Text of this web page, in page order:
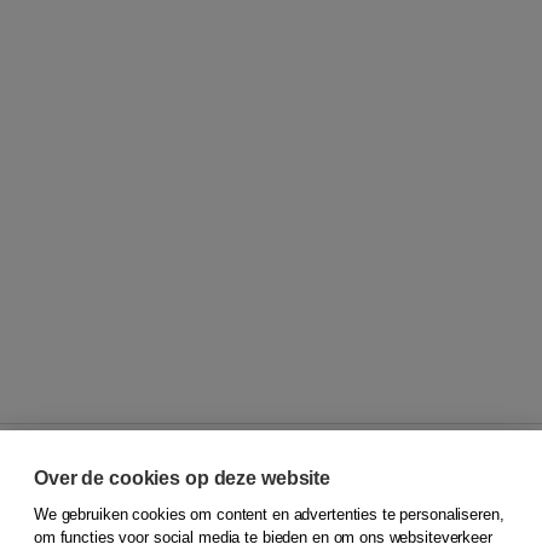
© 2026Koninklijke Boom uitgevers
Over de cookies op deze website
We gebruiken cookies om content en advertenties te personaliseren,
om functies voor social media te bieden en om ons websiteverkeer